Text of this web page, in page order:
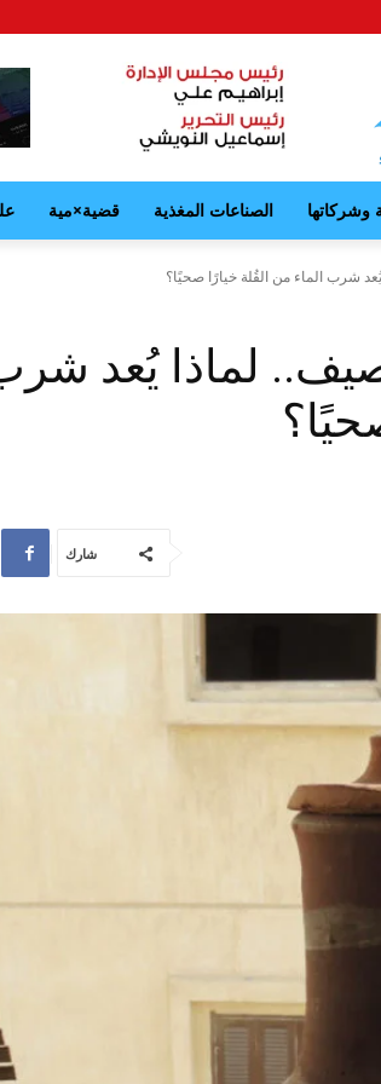
وشركاتها الصناعات المغذية قضية×مية
شرب الماء من القُلة خيارًا صحيًا؟
لماذا يُعد
شارك